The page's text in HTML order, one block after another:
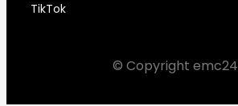
TikTok
© Copyright